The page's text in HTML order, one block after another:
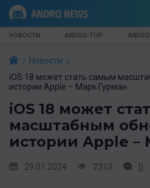
НОВОСТИ ANDRO-TOP
Новости
iOS 18 может стать самым
истории Apple – Марк Гурман
iOS 18 может
масштабным
истории Apple –
29.01.2024 2313 0